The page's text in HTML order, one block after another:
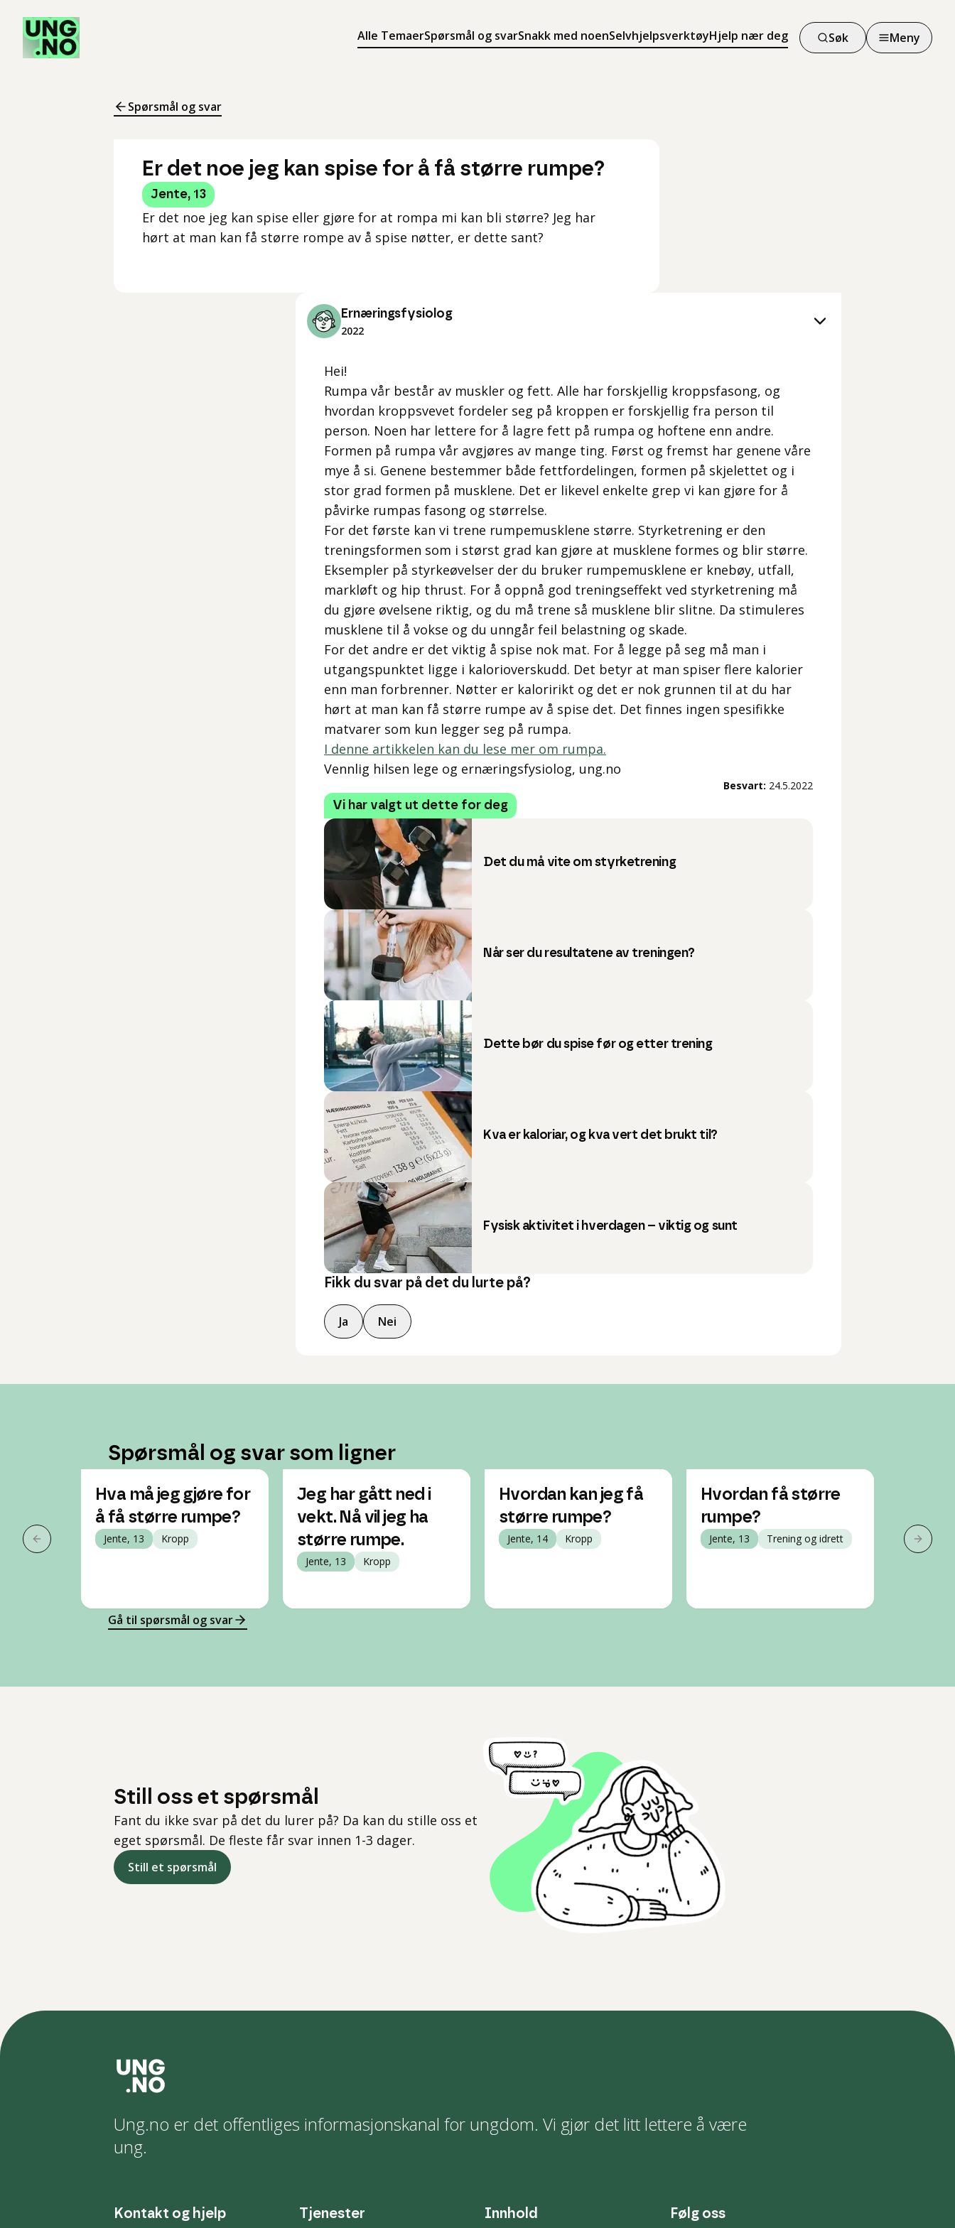
Alle TemaerSpørsmål og svarSnakk med noenSelvhjelpsverktøyHjelp nær deg
Søk
Søk
Meny
Meny
Spørsmål og svar
Er det noe jeg kan spise for å få større rumpe?
Jente, 13
Er det noe jeg kan spise eller gjøre for at rompa mi kan bli større? Jeg har
hørt at man kan få større rompe av å spise nøtter, er dette sant?
Ernæringsfysiolog
2022
Hei!
Rumpa vår består av muskler og fett. Alle har forskjellig kroppsfasong, og
hvordan kroppsvevet fordeler seg på kroppen er forskjellig fra person til
person. Noen har lettere for å lagre fett på rumpa og hoftene enn andre.
Formen på rumpa vår avgjøres av mange ting. Først og fremst har genene våre
mye å si. Genene bestemmer både fettfordelingen, formen på skjelettet og i
stor grad formen på musklene. Det er likevel enkelte grep vi kan gjøre for å
påvirke rumpas fasong og størrelse.
For det første kan vi trene rumpemusklene større. Styrketrening er den
treningsformen som i størst grad kan gjøre at musklene formes og blir større.
Eksempler på styrkeøvelser der du bruker rumpemusklene er knebøy, utfall,
markløft og hip thrust. For å oppnå god treningseffekt ved styrketrening må
du gjøre øvelsene riktig, og du må trene så musklene blir slitne. Da stimuleres
musklene til å vokse og du unngår feil belastning og skade.
For det andre er det viktig å spise nok mat. For å legge på seg må man i
utgangspunktet ligge i kalorioverskudd. Det betyr at man spiser flere kalorier
enn man forbrenner. Nøtter er kaloririkt og det er nok grunnen til at du har
hørt at man kan få større rumpe av å spise det. Det finnes ingen spesifikke
matvarer som kun legger seg på rumpa.
I denne artikkelen kan du lese mer om rumpa.
Vennlig hilsen lege og ernæringsfysiolog, ung.no
Besvart: 24.5.2022
Vi har valgt ut dette for deg
Det du må vite om styrketrening
Når ser du resultatene av treningen?
Dette bør du spise før og etter trening
Kva er kaloriar, og kva vert det brukt til?
Fysisk aktivitet i hverdagen – viktig og sunt
Fikk du svar på det du lurte på?
Ja Nei
Spørsmål og svar som ligner
Forrige slide
Hva må jeg gjøre for
å få større rumpe?
Jente, 13 Kropp
Jeg har gått ned i
vekt. Nå vil jeg ha
større rumpe.
Jente, 13 Kropp
Hvordan kan jeg få
større rumpe?
Jente, 14 Kropp
Hvordan få større
rumpe?
Jente, 13 Trening og idrett Neste
Gå til spørsmål og svar
Still oss et spørsmål
Fant du ikke svar på det du lurer på? Da kan du stille oss et
eget spørsmål. De fleste får svar innen 1-3 dager.
Still et spørsmål
Ung.no er det offentliges informasjonskanal for ungdom. Vi gjør det litt lettere å være
ung.
Kontakt og hjelp Tjenester Innhold Følg oss